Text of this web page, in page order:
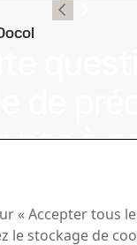
pas à
des
« Accepter tous
le stockage de